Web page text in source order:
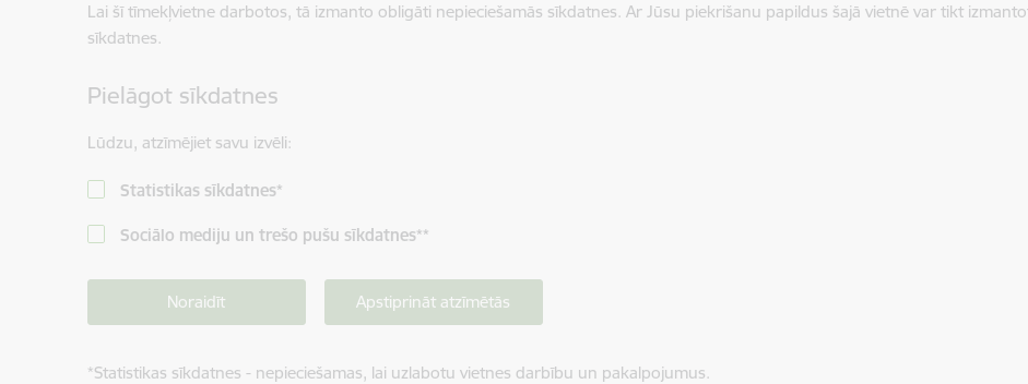
Lai šī tīmekļvietne darbotos, tā izmanto obligāti nepieciešamās sīkdatnes. Ar Jūsu piekrišanu papildus šajā vietnē var tikt
sīkdatnes.
Pielāgot sīkdatnes
Lūdzu, atzīmējiet savu izvēli:
Statistikas sīkdatnes*
Sociālo mediju un trešo pušu sīkdatnes**
Noraidīt Apstiprināt atzīmētās
*Statistikas sīkdatnes - nepieciešamas, lai uzlabotu vietnes darbību un pakalpojumus.